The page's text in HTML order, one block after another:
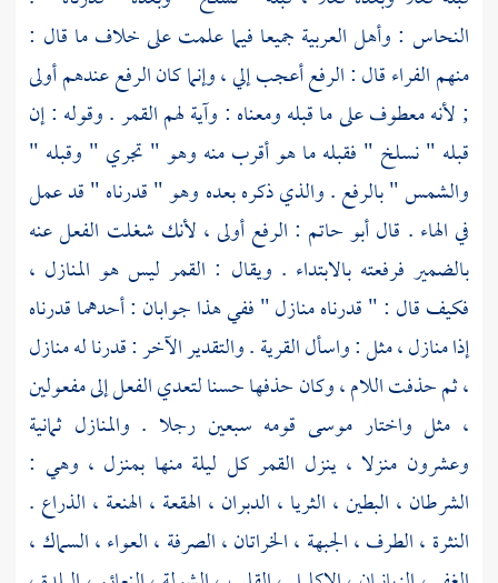
النحاس : وأهل العربية جميعا فيما علمت على خلاف ما قال :
منهمالفراءقال : الرفع أعجب إلي ، وإنما كان الرفع عندهم أولى
; لأنه معطوف على ما قبله ومعناه : وآية لهم القمر . وقوله : إن
قبله " نسلخ " فقبله ما هو أقرب منه وهو " تجري " وقبله "
والشمس " بالرفع . والذي ذكره بعده وهو " قدرناه " قد عمل
في الهاء . قالأبو حاتم : الرفع أولى ، لأنك شغلت الفعل عنه
بالضمير فرفعته بالابتداء . ويقال : القمر ليس هو المنازل ،
فكيف قال : " قدرناه منازل " ففي هذا جوابان : أحدهما قدرناه
إذا منازل ، مثل : واسأل القرية . والتقدير الآخر : قدرنا له منازل
، ثم حذفت اللام ، وكان حذفها حسنا لتعدي الفعل إلى مفعولين
، مثل واختار موسى قومه سبعين رجلا . والمنازل ثمانية
وعشرون منزلا ، ينزل القمر كل ليلة منها بمنزل ، وهي :
الشرطان ، البطين ، الثريا ، الدبران ، الهقعة ، الهنعة ، الذراع .
النثرة ، الطرف ، الجبهة ، الخراتان ، الصرفة ، العواء ، السماك ،